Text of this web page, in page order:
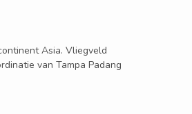
Asia. Vliegveld
van Tampa Padang